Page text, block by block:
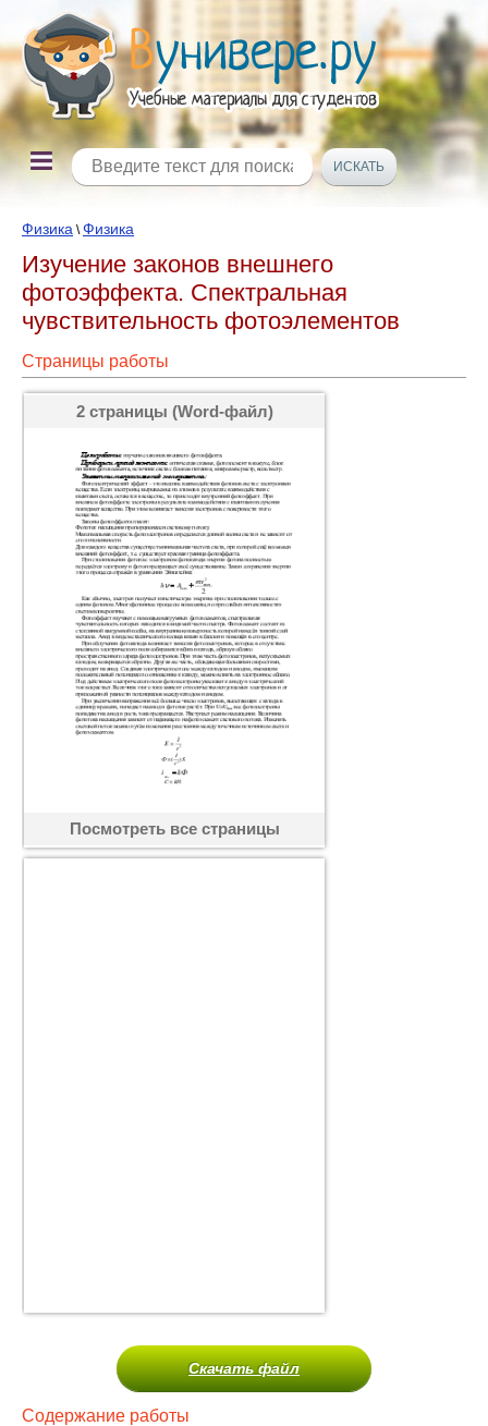
Физика \Физика
Изучение законов внешнего
фотоэффекта. Спектральная
чувствительность фотоэлементов
Страницы работы
2 страницы (Word-файл)
Посмотреть все страницы
Скачать файл
Содержание работы